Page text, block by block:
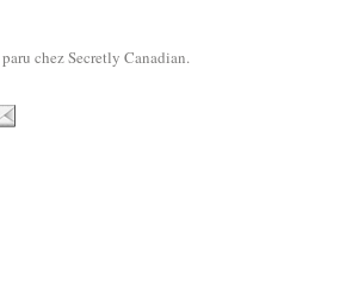
paru chez Secretly Canadian.